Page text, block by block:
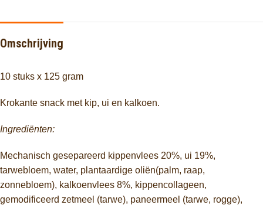
Omschrijving
10 stuks x 125 gram
Krokante snack met kip, ui en kalkoen.
Ingrediënten:
Mechanisch gesepareerd kippenvlees 20%, ui 19%,
tarwebloem, water, plantaardige oliën(palm, raap,
zonnebloem), kalkoenvlees 8%, kippencollageen,
gemodificeerd zetmeel (tarwe), paneermeel (tarwe, rogge),